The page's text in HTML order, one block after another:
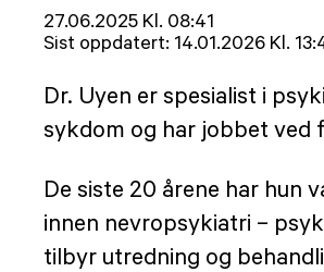
Lagt
ut
27.06.2025 Kl. 08:41
Sist oppdatert: 14.01.2026 Kl.
Dr. Uyen er spesialist i
sykdom og har jobbet ved
De siste 20 årene har hun
innen nevropsykiatri –
tilbyr utredning og